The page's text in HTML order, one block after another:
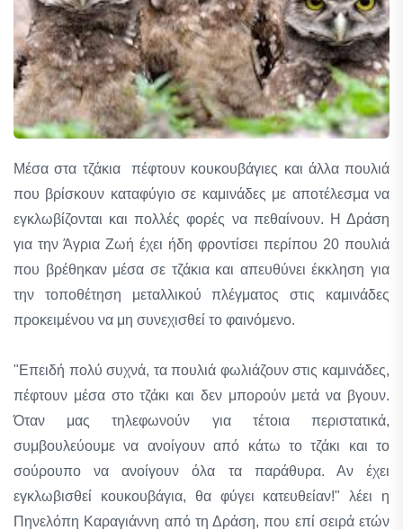
Μέσα στα τζάκια πέφτουν κουκουβάγιες και άλλα πουλιά
που βρίσκουν καταφύγιο σε καμινάδες με αποτέλεσμα να
εγκλωβίζονται και πολλές φορές να πεθαίνουν. Η Δράση
για την Άγρια Ζωή έχει ήδη φροντίσει περίπου 20 πουλιά
που βρέθηκαν μέσα σε τζάκια και απευθύνει έκκληση για
την τοποθέτηση μεταλλικού πλέγματος στις καμινάδες
προκειμένου να μη συνεχισθεί το φαινόμενο.
"Επειδή πολύ συχνά, τα πουλιά φωλιάζουν στις καμινάδες,
πέφτουν μέσα στο τζάκι και δεν μπορούν μετά να βγουν.
Όταν μας τηλεφωνούν για τέτοια περιστατικά,
συμβουλεύουμε να ανοίγουν από κάτω το τζάκι και το
σούρουπο να ανοίγουν όλα τα παράθυρα. Αν έχει
εγκλωβισθεί κουκουβάγια, θα φύγει κατευθείαν!" λέει η
Πηνελόπη Καραγιάννη από τη Δράση, που επί σειρά ετών